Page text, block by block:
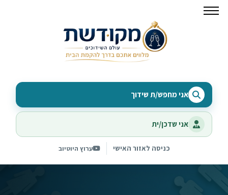
אני מחפש/ת שידוך
אני שדכן/ית
כניסה לאזור האישי ערוץ היוטיוב